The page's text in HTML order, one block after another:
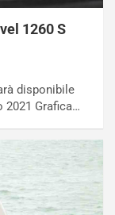
1260 S
disponibile
2021 Grafica…